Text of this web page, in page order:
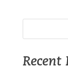
Recent